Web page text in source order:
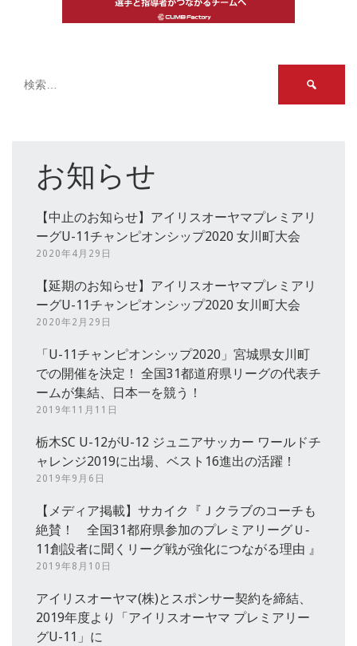
お知らせ
【中止のお知らせ】アイリスオーヤマプレミアリ
ーグU-11チャンピオンシップ2020 女川町大会
2020年4月29日
【延期のお知らせ】アイリスオーヤマプレミアリ
ーグU-11チャンピオンシップ2020 女川町大会
2020年2月29日
「U-11チャンピオンシップ2020」宮城県女川町
での開催を決定！ 全国31都道府県リーグの代表チ
ームが集結、日本一を競う！
2019年11月11日
栃木SC U-12がU-12 ジュニアサッカー ワールドチ
ャレンジ2019に出場、ベスト16進出の活躍！
2019年9月6日
【メディア掲載】サカイク『Ｊクラブのコーチも
絶賛！ 全国31都府県参加のプレミアリーグＵ‐
11創設者に聞くリーグ戦が強化につながる理由 』
2019年8月10日
アイリスオーヤマ(株)とスポンサー契約を締結、
2019年度より「アイリスオーヤマ プレミアリー
グU-11」に